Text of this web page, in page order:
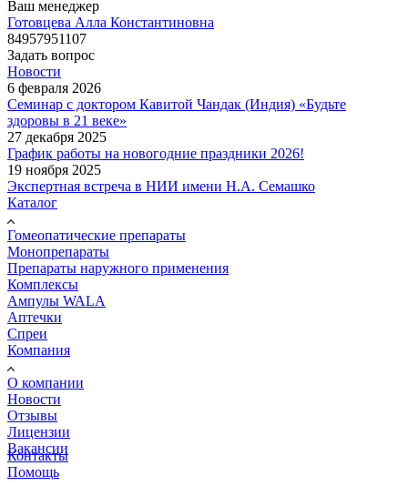
Ваш менеджер
Готовцева Алла Константиновна
84957951107
Задать вопрос
Новости
6 февраля 2026
Семинар с доктором Кавитой Чандак (Индия) «Будьте
здоровы в 21 веке»
27 декабря 2025
График работы на новогодние праздники 2026!
19 ноября 2025
Экспертная встреча в НИИ имени Н.А. Семашко
Каталог
Гомеопатические препараты
Монопрепараты
Препараты наружного применения
Комплексы
Ампулы WALA
Аптечки
Спреи
Компания
О компании
Новости
Отзывы
Лицензии
Вакансии
Контакты
Помощь